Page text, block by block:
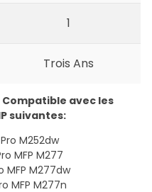
1
Trois Ans
avec les
suivantes:
M252dw
MFP M277
MFP M277dw
MFP M277n